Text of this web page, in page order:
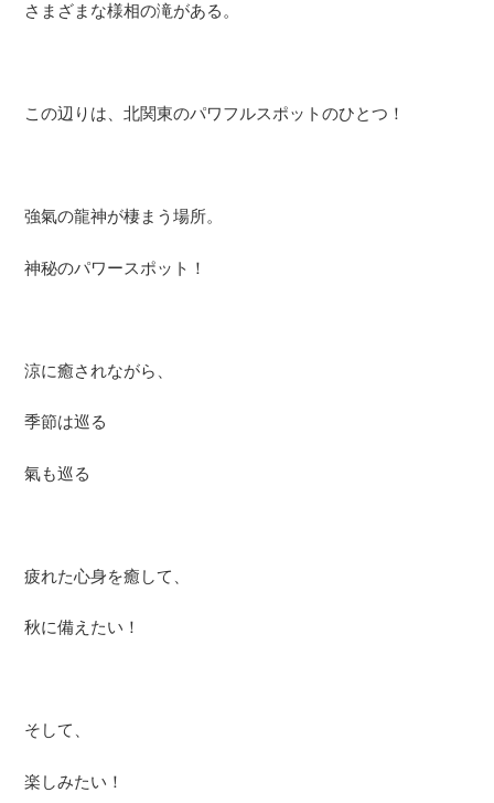
さまざまな様相の滝がある。
この辺りは、北関東のパワフルスポットのひとつ！
強氣の龍神が棲まう場所。
神秘のパワースポット！
涼に癒されながら、
季節は巡る
氣も巡る
疲れた心身を癒して、
秋に備えたい！
そして、
楽しみたい！